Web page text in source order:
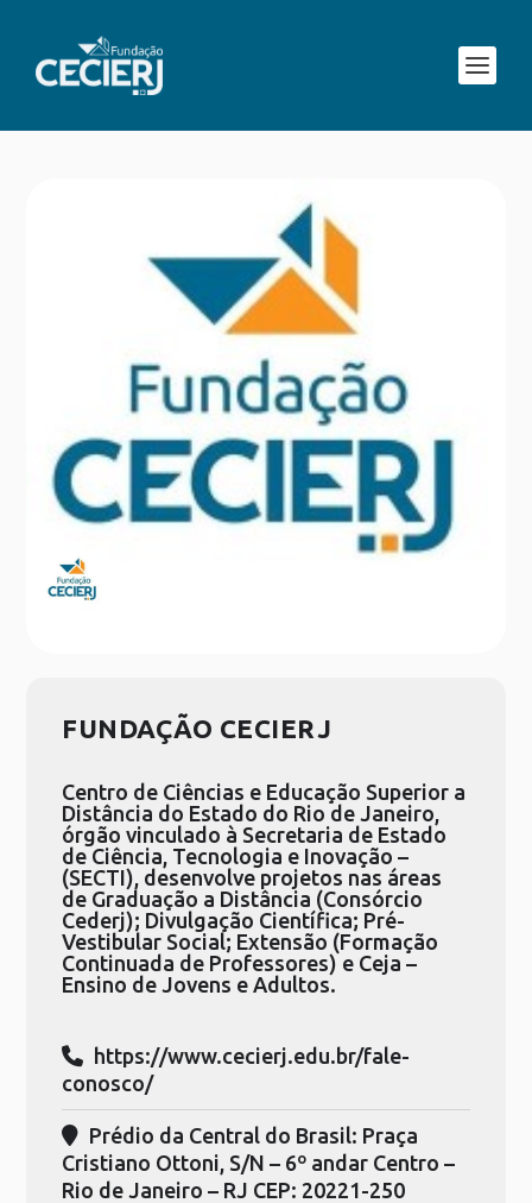
FUNDAÇÃO CECIERJ
Centro de Ciências e Educação Superior a
Distância do Estado do Rio de Janeiro,
órgão vinculado à Secretaria de Estado
de Ciência, Tecnologia e Inovação –
(SECTI), desenvolve projetos nas áreas
de Graduação a Distância (Consórcio
Cederj); Divulgação Científica; Pré-
Vestibular Social; Extensão (Formação
Continuada de Professores) e Ceja –
Ensino de Jovens e Adultos.
https://www.cecierj.edu.br/fale-
conosco/
Prédio da Central do Brasil: Praça
Cristiano Ottoni, S/N – 6º andar Centro –
Rio de Janeiro – RJ CEP: 20221-250